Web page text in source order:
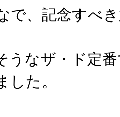
で、記念すべ
うなザ・ド定
した。